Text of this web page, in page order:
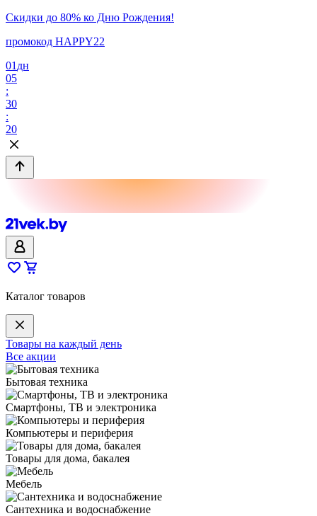
Скидки до 80% ко Дню Рождения!
промокод HAPPY22
01 дн
05
:
30
:
20
Каталог товаров
Товары на каждый день
Все акции
Бытовая техника
Смартфоны, ТВ и электроника
Компьютеры и периферия
Товары для дома, бакалея
Мебель
Сантехника и водоснабжение